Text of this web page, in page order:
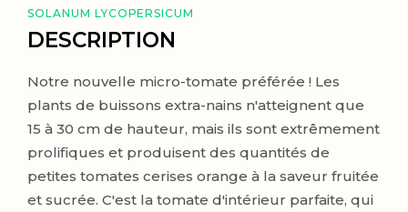
SOLANUM LYCOPERSICUM
DESCRIPTION
Notre nouvelle micro-tomate préférée ! Les
plants de buissons extra-nains n'atteignent que
15 à 30 cm de hauteur, mais ils sont extrêmement
prolifiques et produisent des quantités de
petites tomates cerises orange à la saveur fruitée
et sucrée. C'est la tomate d'intérieur parfaite, qui